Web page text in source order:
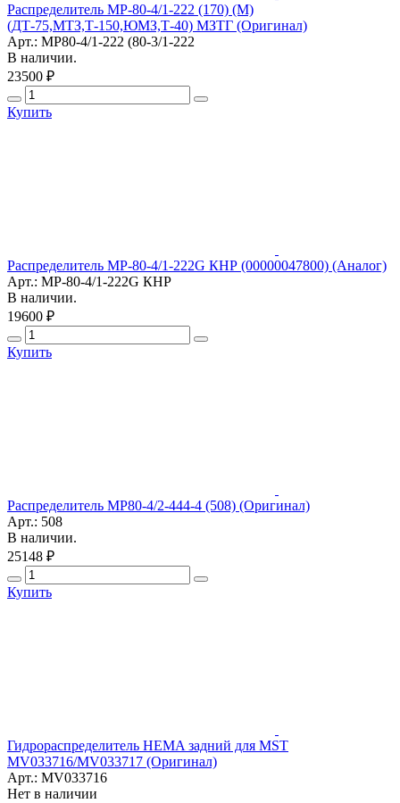
Распределитель МР-80-4/1-222 (170) (М)
(ДТ-75,МТЗ,Т-150,ЮМЗ,Т-40) МЗТГ (Оригинал)
Арт.: МР80-4/1-222 (80-3/1-222
В наличии.
23500 ₽
Купить
Распределитель МР-80-4/1-222G КНР (00000047800) (Аналог)
Арт.: МР-80-4/1-222G КНР
В наличии.
19600 ₽
Купить
Распределитель МР80-4/2-444-4 (508) (Оригинал)
Арт.: 508
В наличии.
25148 ₽
Купить
Гидрораспределитель HEMA задний для MST
MV033716/MV033717 (Оригинал)
Арт.: MV033716
Нет в наличии